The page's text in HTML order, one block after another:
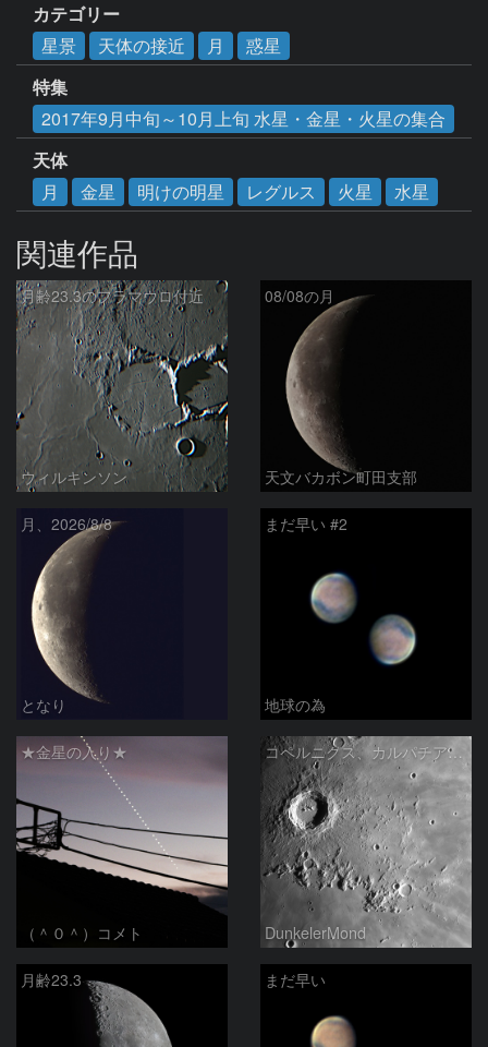
カテゴリー
星景
天体の接近 月
惑星
特集
2017年9月中旬～10月上旬 水星・金星・火星の集合
天体
月
金星 明けの明星 レグルス 火星 水星
関連作品
月齢23.3のフラマウロ付近
ウィルキンソン
08/08の月
天文バカボン町田支部
月、2026/8/8
となり
まだ早い #2
地球の為
★金星の入り★
（＾０＾）コメト
コペルニクス、カルパチア山脈付近
DunkelerMond
月齢23.3 まだ早い